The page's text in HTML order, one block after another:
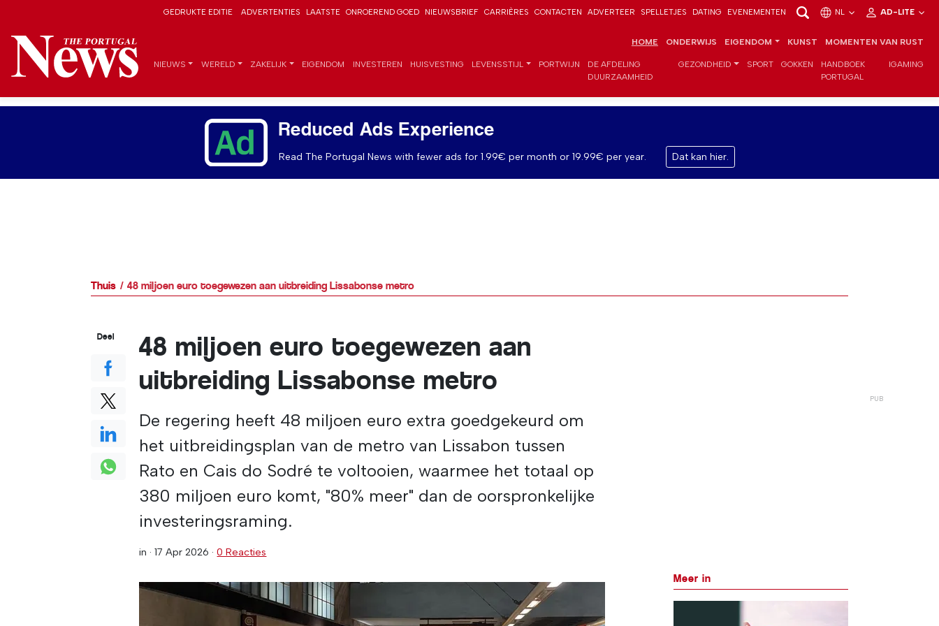
GEDRUKTE EDITIE ADVERTENTIES LAATSTE ONROEREND GOED NIEUWSBRIEF CARRIÈRES CONTACTEN ADVERTEER SPELLETJES DATING EVENEMENTEN NL AD-LITE
HOME ONDERWIJS EIGENDOM KUNST MOMENTEN VAN RUST
NIEUWS WERELD ZAKELIJK EIGENDOM INVESTEREN HUISVESTING LEVENSSTIJL PORTWIJN
DE AFDELING
DUURZAAMHEID
GEZONDHEID SPORT GOKKEN
HANDBOEK
PORTUGAL
IGAMING
Reduced Ads Experience
Read The Portugal News with fewer ads for 1.99€ per month or 19.99€ per year. Dat kan hier.
Thuis 48 miljoen euro toegewezen aan uitbreiding Lissabonse metro
48 miljoen euro toegewezen aan
uitbreiding Lissabonse metro
De regering heeft 48 miljoen euro extra goedgekeurd om
het uitbreidingsplan van de metro van Lissabon tussen
Rato en Cais do Sodré te voltooien, waarmee het totaal op
380 miljoen euro komt, "80% meer" dan de oorspronkelijke
investeringsraming.
in ·17 Apr 2026 ·0 Reacties
Deel
Meer in